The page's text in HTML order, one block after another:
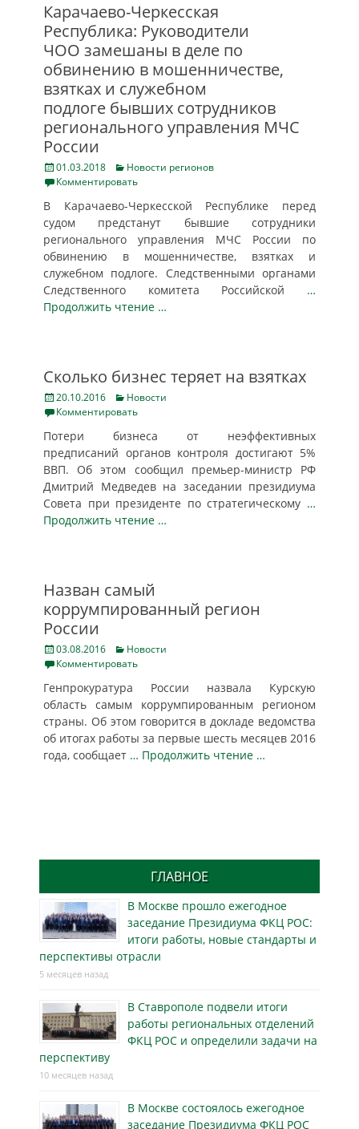
Карачаево-Черкесская
Республика: Руководители
ЧОО замешаны в деле по
обвинению в мошенничестве,
взятках и служебном
подлоге бывших сотрудников
регионального управления МЧС
России
Posted
on
01.03.2018 Categories
Новости регионов
Комментировать
В Карачаево-Черкесской Республике перед
судом предстанут бывшие сотрудники
регионального управления МЧС России по
обвинению в мошенничестве, взятках и
служебном подлоге. Следственными органами
Следственного комитета Российской …
Продолжить чтение …
Сколько бизнес теряет на взятках
Posted
on
20.10.2016 Categories
Новости
Комментировать
Потери бизнеса от неэффективных
предписаний органов контроля достигают 5%
ВВП. Об этом сообщил премьер-министр РФ
Дмитрий Медведев на заседании президиума
Совета при президенте по стратегическому …
Продолжить чтение …
Назван самый
коррумпированный регион
России
Posted
on
03.08.2016 Categories
Новости
Комментировать
Генпрокуратура России назвала Курскую
область самым коррумпированным регионом
страны. Об этом говорится в докладе ведомства
об итогах работы за первые шесть месяцев 2016
года, сообщает … Продолжить чтение …
ГЛАВНОЕ
В Москве прошло ежегодное
заседание Президиума ФКЦ РОС:
итоги работы, новые стандарты и
перспективы отрасли
5 месяцев назад
В Ставрополе подвели итоги
работы региональных отделений
ФКЦ РОС и определили задачи на
перспективу
10 месяцев назад
В Москве состоялось ежегодное
заседание Президиума ФКЦ РОС